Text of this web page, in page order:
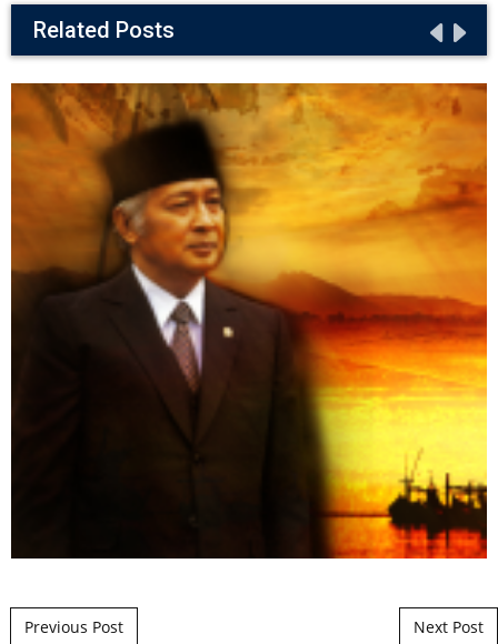
Related Posts
Post navigation
Previous Post Next Post